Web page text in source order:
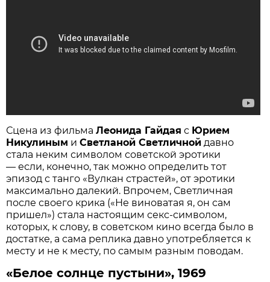
Сцена из фильмаЛеонида Гайдая с Юрием
Никулиным иСветланой Светличной давно
стала неким символом советской эротики
— если, конечно, так можно определить тот
эпизод с танго «Вулкан страстей», от эротики
максимально далекий. Впрочем, Светличная
после своего крика («Не виноватая я, он сам
пришел») стала настоящим секс-символом,
которых, к слову, в советском кино всегда было в
достатке, а сама реплика давно употребляется к
месту и не к месту, по самым разным поводам.
«Белое солнце пустыни», 1969